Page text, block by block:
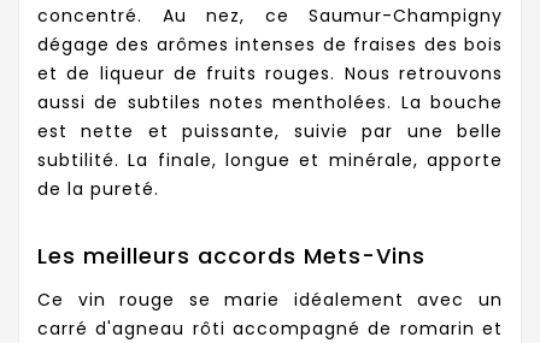
concentré. Au nez, ce Saumur-Champigny
dégage des arômes intenses de fraises des bois
et de liqueur de fruits rouges. Nous retrouvons
aussi de subtiles notes mentholées. La bouche
est nette et puissante, suivie par une belle
subtilité. La finale, longue et minérale, apporte
de la pureté.
Les meilleurs accords Mets-Vins
Ce vin rouge se marie idéalement avec un
carré d'agneau rôti accompagné de romarin et